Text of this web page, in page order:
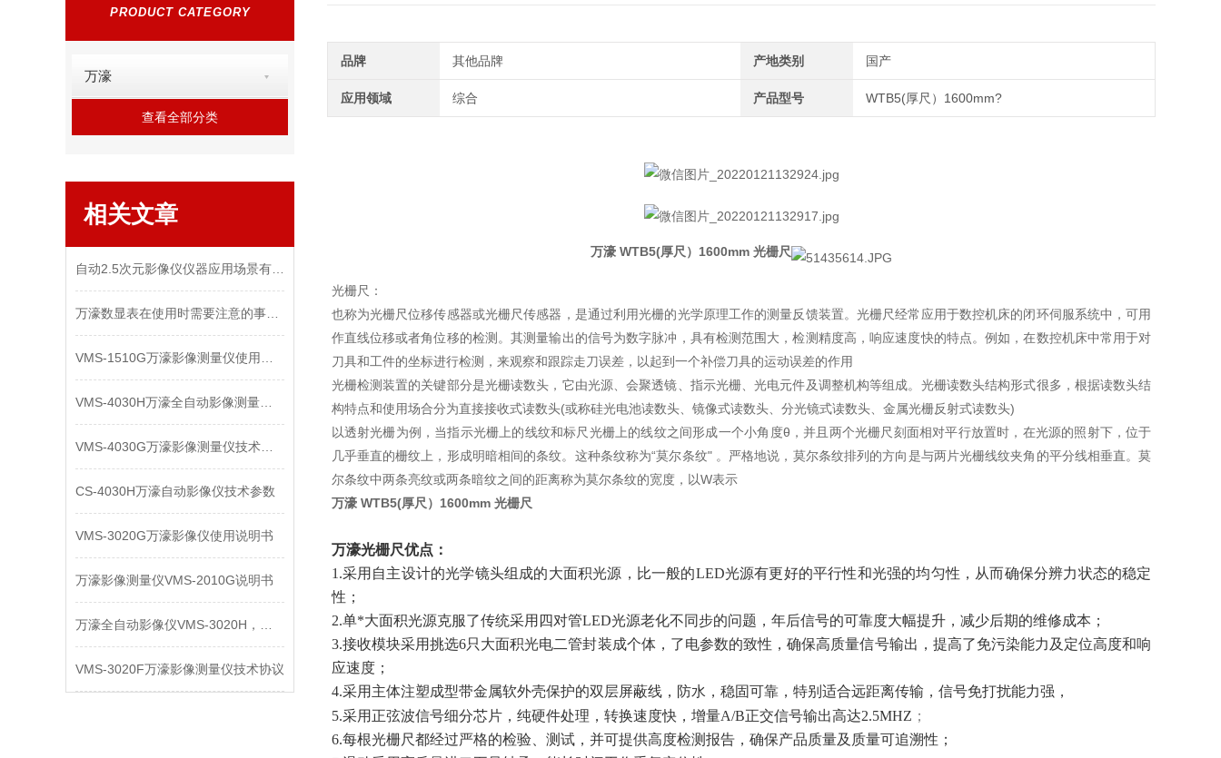
PRODUCT CATEGORY
万濠
查看全部分类
相关文章
CS-4030H万濠自动影像仪技术参数
VMS-3020G万濠影像仪使用说明书
万濠影像测量仪VMS-2010G说明书
VMS-3020F万濠影像测量仪技术协议
品牌 其他品牌 产地类别 国产
应用领域 综合 产品型号 WTB5(厚尺）1600mm?
万濠 WTB5(厚尺）1600mm 光栅尺
光栅尺：
也称为光栅尺位移传感器或光栅尺传感器，是通过利用光栅的光学原理工作的测量反馈装置。光栅尺经常应用于数控机床的闭环伺服系统中，可用
作直线位移或者角位移的检测。其测量输出的信号为数字脉冲，具有检测范围大，检测精度高，响应速度快的特点。例如，在数控机床中常用于对
刀具和工件的坐标进行检测，来观察和跟踪走刀误差，以起到一个补偿刀具的运动误差的作用
光栅检测装置的关键部分是光栅读数头，它由光源、会聚透镜、指示光栅、光电元件及调整机构等组成。光栅读数头结构形式很多，根据读数头结
构特点和使用场合分为直接接收式读数头(或称硅光电池读数头、镜像式读数头、分光镜式读数头、金属光栅反射式读数头)
以透射光栅为例，当指示光栅上的线纹和标尺光栅上的线纹之间形成一个小角度θ，并且两个光栅尺刻面相对平行放置时，在光源的照射下，位于
几乎垂直的栅纹上，形成明暗相间的条纹。这种条纹称为“莫尔条纹" 。严格地说，莫尔条纹排列的方向是与两片光栅线纹夹角的平分线相垂直。莫
尔条纹中两条亮纹或两条暗纹之间的距离称为莫尔条纹的宽度，以W表示
万濠 WTB5(厚尺）1600mm 光栅尺
万濠光栅尺优点：
1.采用自主设计的光学镜头组成的大面积光源，比一般的LED光源有更好的平行性和光强的均匀性，从而确保分辨力状态的稳定
性；
2.单*大面积光源克服了传统采用四对管LED光源老化不同步的问题，年后信号的可靠度大幅提升，减少后期的维修成本；
3.接收模块采用挑选6只大面积光电二管封装成个体，了电参数的致性，确保高质量信号输出，提高了免污染能力及定位高度和响
应速度；
4.采用主体注塑成型带金属软外壳保护的双层屏蔽线，防水，稳固可靠，特别适合远距离传输，信号免打扰能力强，
5.采用正弦波信号细分芯片，纯硬件处理，转换速度快，增量A/B正交信号输出高达2.5MHZ ；
6.每根光栅尺都经过严格的检验、测试，并可提供高度检测报告，确保产品质量及质量可追溯性；